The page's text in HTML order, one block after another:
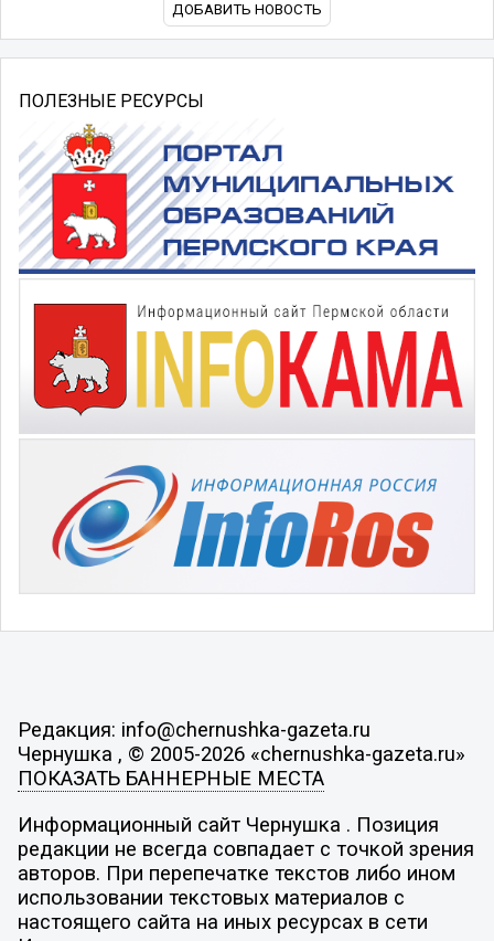
ДОБАВИТЬ НОВОСТЬ
ПОЛЕЗНЫЕ РЕСУРСЫ
Редакция: info@chernushka-gazeta.ru
Чернушка , © 2005-2026 «chernushka-gazeta.ru»
ПОКАЗАТЬ БАННЕРНЫЕ МЕСТА
Информационный сайт Чернушка . Позиция
редакции не всегда совпадает с точкой зрения
авторов. При перепечатке текстов либо ином
использовании текстовых материалов с
настоящего сайта на иных ресурсах в сети